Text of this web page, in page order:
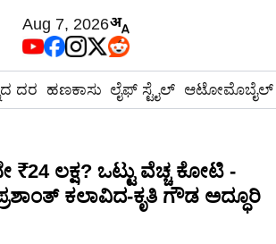
Aug 7, 2026
ದರ ಹಣಕಾಸು ಲೈಫ್ ಸ್ಟೈಲ್ ಆಟೋಮೊಬೈಲ್
ಲಕ್ಷ? ಒಟ್ಟು ವೆಚ್ಚ ಕೋಟಿ -
ಕಲಾವಿದ-ಕೃತಿ ಗೌಡ ಅದ್ಧೂರಿ